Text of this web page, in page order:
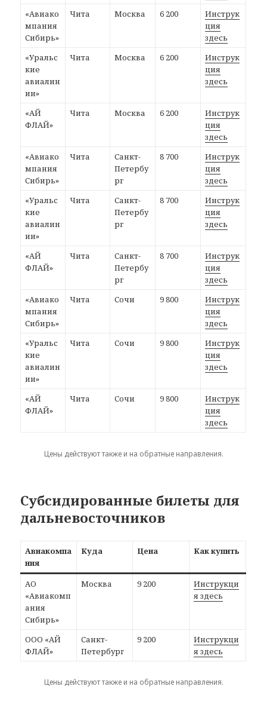
«Авиако
мпания
Сибирь»
Чита Москва 6 200
Инструк
ция
здесь
«Уральс
кие
авиалин
ии»
Чита Москва 6 200
Инструк
ция
здесь
«АЙ
ФЛАЙ»
Чита Москва 6 200
Инструк
ция
здесь
«Авиако
мпания
Сибирь»
Чита
Санкт-
Петербу
рг
8 700
Инструк
ция
здесь
«Уральс
кие
авиалин
ии»
Чита
Санкт-
Петербу
рг
8 700
Инструк
ция
здесь
«АЙ
ФЛАЙ»
Чита
Санкт-
Петербу
рг
8 700
Инструк
ция
здесь
«Авиако
мпания
Сибирь»
Чита Сочи 9 800
Инструк
ция
здесь
«Уральс
кие
авиалин
ии»
Чита Сочи 9 800
Инструк
ция
здесь
«АЙ
ФЛАЙ»
Чита Сочи 9 800
Инструк
ция
здесь
Цены действуют также и на обратные направления.
Субсидированные билеты для
дальневосточников
Авиакомпа
ния
Куда Цена Как купить
АО
«Авиакомп
ания
Сибирь»
Москва 9 200
Инструкци
я здесь
ООО «АЙ
ФЛАЙ»
Санкт-
Петербург
9 200
Инструкци
я здесь
Цены действуют также и на обратные направления.